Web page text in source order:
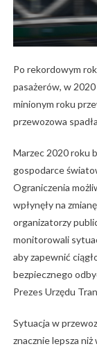
Po rekordowym
pasażerów, w
minionym roku
przewozowa
Marzec 2020 roku
gospodarce
Ograniczenia
wpłynęły na
organizatorzy
monitorowali
aby zapewnić
bezpiecznego
Prezes Urzędu
Sytuacja w
znacznie lepsza